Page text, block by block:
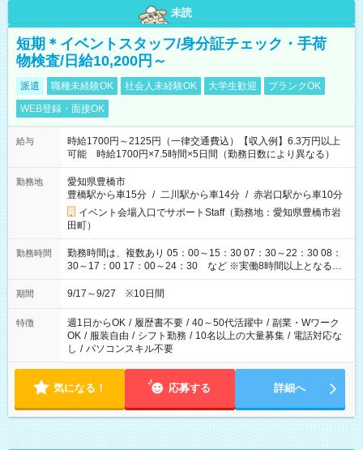
未読
短期＊イベントスタッフ/身分証チェック・手荷
物検査/日給10,200円～
派遣 職種未経験OK 社会人未経験OK 大学生歓迎
ブランクOK
WEB登録・面接OK
給与
時給1700円～2125円（一律交通費込）【収入例】6.3万円以上
可能 時給1700円×7.5時間×5日間（勤務日数により異なる）
勤務地
愛知県豊橋市
豊橋駅から車15分 / 二川駅から車14分 / 赤岩口駅から車10分
イベント会場入口でサポートStaff（勤務地：愛知県豊橋市岩
田町）
勤務時間
勤務時間は、複数あり 05：00～15：30 07：30～22：30 08：
30～17：00 17：00～24：30 など ※実働8時間以上となる勤
務もあります。 【休憩】60分+他休憩あり 交替で取得します。
安全面に配慮しこまめな休憩があります。
期間 9/17～9/27 ※10日間
特徴 週1日からOK / 履歴書不要 / 40～50代活躍中 / 副業・Wワーク
OK / 服装自由 / シフト勤務 / 10名以上の大量募集 / 電話対応な
し / パソコンスキル不要
気になる！ 応募する 詳細へ